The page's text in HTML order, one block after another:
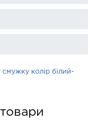
смужку колір білий-
товари